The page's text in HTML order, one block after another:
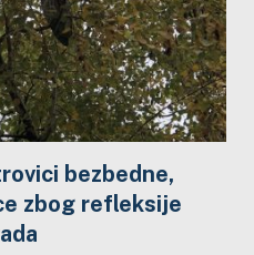
bezbedne,
zbog refleksije